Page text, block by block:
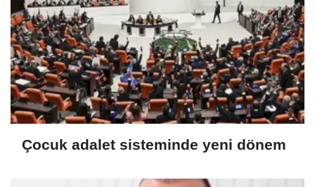
Çocuk adalet sisteminde yeni dönem